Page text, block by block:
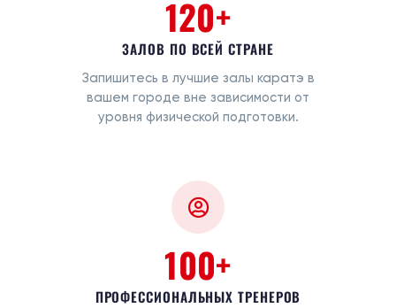
120+
ЗАЛОВ ПО ВСЕЙ СТРАНЕ
Запишитесь в лучшие залы каратэ в
вашем городе вне зависимости от
уровня физической подготовки.
100+
ПРОФЕССИОНАЛЬНЫХ ТРЕНЕРОВ